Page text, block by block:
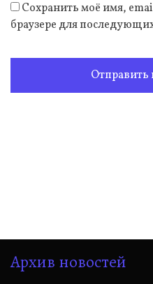
Сохранить моё имя,
браузере для
Архив новостей